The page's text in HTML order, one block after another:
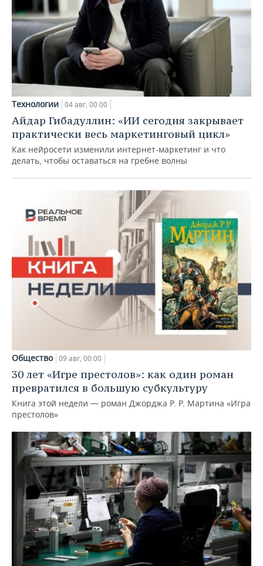
Технологии 04 авг, 00:00
Айдар Гибадуллин: «ИИ сегодня закрывает
практически весь маркетинговый цикл»
Как нейросети изменили интернет-маркетинг и что
делать, чтобы оставаться на гребне волны
Общество 09 авг, 00:00
30 лет «Игре престолов»: как один роман
превратился в большую субкультуру
Книга этой недели — роман Джорджа Р. Р. Мартина «Игра
престолов»